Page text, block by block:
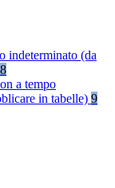
indeterminato (da
8
a tempo
in tabelle) 9